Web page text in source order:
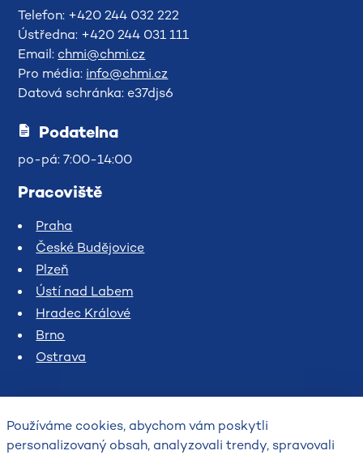
Telefon: +420 244 032 222
Ústředna: +420 244 031 111
Email: chmi@chmi.cz
Pro média: info@chmi.cz
Datová schránka: e37djs6
Podatelna
po-pá: 7:00-14:00
Pracoviště
Praha
České Budějovice
Plzeň
Ústí nad Labem
Hradec Králové
Brno
Ostrava
Používáme cookies, abychom vám poskytli
personalizovaný obsah, analyzovali trendy, spravovali